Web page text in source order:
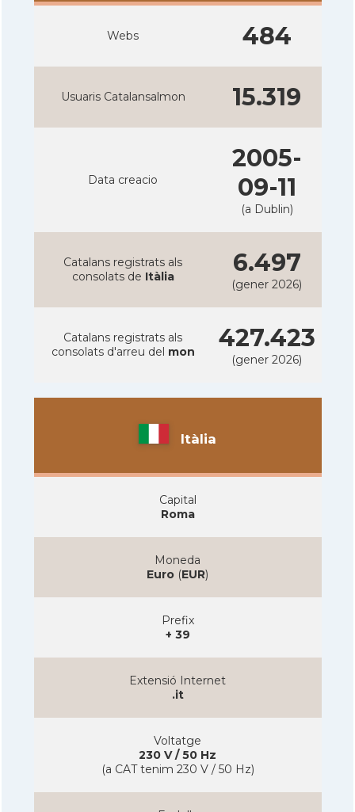
Webs 484
Usuaris Catalansalmon 15.319
Data creacio
2005-
09-11
(a Dublin)
Catalans registrats als
consolats de Itàlia 6.497
(gener 2026)
Catalans registrats als
consolats d'arreu del mon 427.423
(gener 2026)
Itàlia
Capital
Roma
Moneda
Euro (EUR)
Prefix
+ 39
Extensió Internet
.it
Voltatge
230 V / 50 Hz
(a CAT tenim 230 V / 50 Hz)